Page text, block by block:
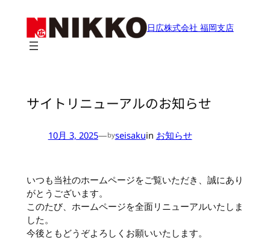
日広株式会社 福岡支店
サイトリニューアルのお知らせ
10月 3, 2025—byseisakuin お知らせ
いつも当社のホームページをご覧いただき、誠にあり
がとうございます。
このたび、ホームページを全面リニューアルいたしま
した。
今後ともどうぞよろしくお願いいたします。